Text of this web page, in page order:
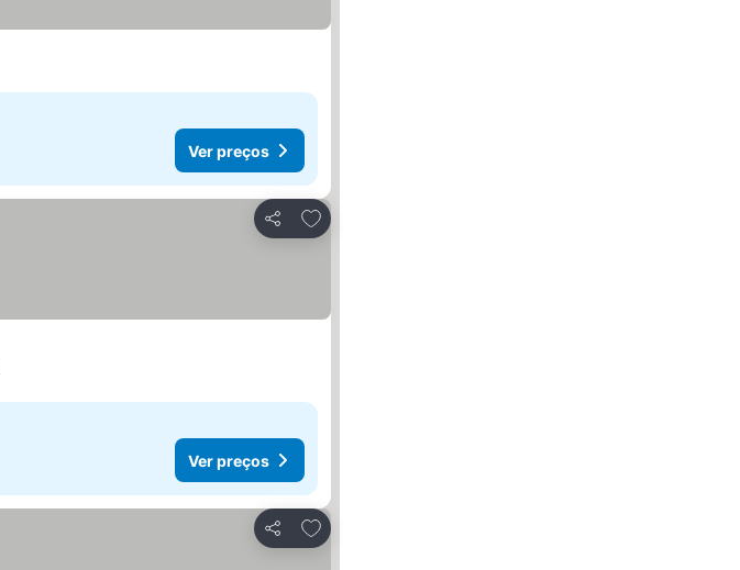
Ver preços
Partilhar
Adicionar aos favoritos
Ver preços
Partilhar
Adicionar aos favoritos